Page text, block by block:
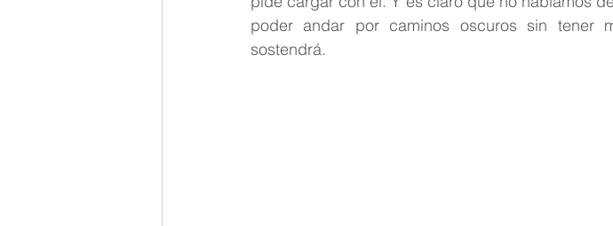
poder andar por caminos oscuros sin tener
sostendrá.